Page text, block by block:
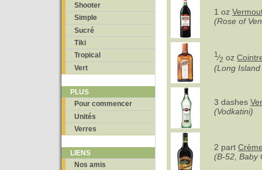
Shooter
Simple
Sucré
Tiki
Tropical
Vert
PLUS
Pour commencer
Unités
Verres
LIENS
Nos amis
1 oz
(Rose of
1 ⁄2 oz
(Long
3 dashes
(Vodkatini)
2 part
(B-52, Baby